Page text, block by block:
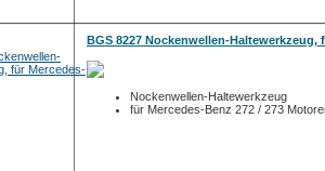
BGS 8227 Nockenwellen-Haltewerkzeug,
Nockenwellen-Haltewerkzeug
für Mercedes-Benz 272 / 273